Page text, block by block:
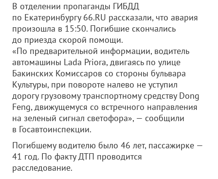
В отделении пропаганды ГИБДД
по Екатеринбургу 66.RU рассказали, что авария
произошла в 15:50. Погибшие скончались
до приезда скорой помощи.
«По предварительной информации, водитель
автомашины Lada Priora, двигаясь по улице
Бакинских Комиссаров со стороны бульвара
Культуры, при повороте налево не уступил
дорогу грузовому транспортному средству Dong
Feng, движущемуся со встречного направления
на зеленый сигнал светофора», — сообщили
в Госавтоинспекции.
Погибшему водителю было 46 лет, пассажирке —
41 год. По факту ДТП проводится
расследование.